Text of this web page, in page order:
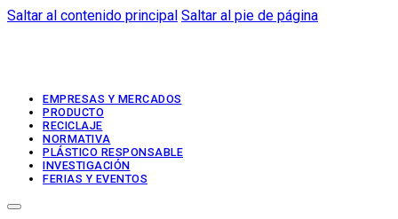
Saltar al contenido principal Saltar al pie de página
EMPRESAS Y MERCADOS
PRODUCTO
RECICLAJE
NORMATIVA
PLÁSTICO RESPONSABLE
INVESTIGACIÓN
FERIAS Y EVENTOS